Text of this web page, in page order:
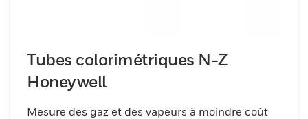
Tubes colorimétriques N-Z
Honeywell
Mesure des gaz et des vapeurs à moindre coût